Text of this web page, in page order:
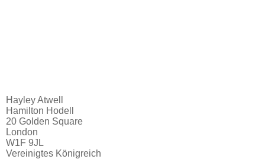
Hayley Atwell
Hamilton Hodell
20 Golden Square
London
W1F 9JL
Vereinigtes Königreich